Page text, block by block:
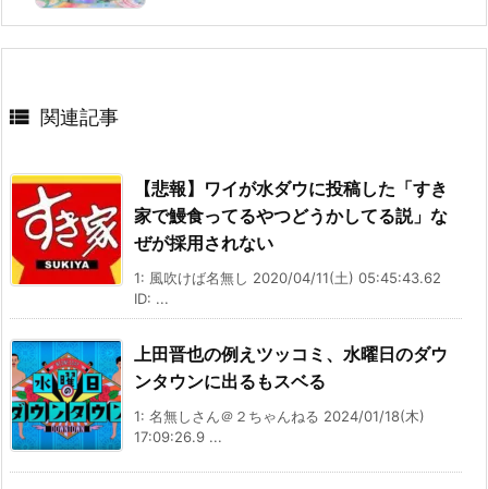
 関連記事
【悲報】ワイが水ダウに投稿した「すき
家で鰻食ってるやつどうかしてる説」な
ぜが採用されない
1: 風吹けば名無し 2020/04/11(土) 05:45:43.62
ID: ...
上田晋也の例えツッコミ、水曜日のダウ
ンタウンに出るもスベる
1: 名無しさん＠２ちゃんねる 2024/01/18(木)
17:09:26.9 ...